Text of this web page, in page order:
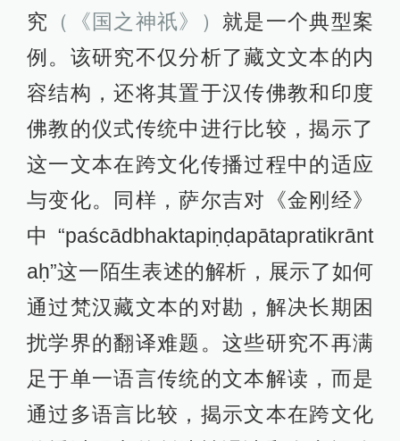
究 （《国之神祇》）就是一个典型案
例。该研究不仅分析了藏文文本的内
容结构，还将其置于汉传佛教和印度
佛教的仪式传统中进行比较，揭示了
这一文本在跨文化传播过程中的适应
与变化。同样，萨尔吉对《金刚经》
中“paścādbhaktapiṇḍapātapratikrānt
aḥ”这一陌生表述的解析，展示了如何
通过梵汉藏文本的对勘，解决长期困
扰学界的翻译难题。这些研究不再满
足于单一语言传统的文本解读，而是
通过多语言比较，揭示文本在跨文化